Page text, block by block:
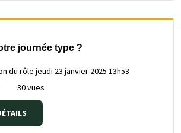
journée type ?
du rôle jeudi 23 janvier 2025 13h53
30 vues